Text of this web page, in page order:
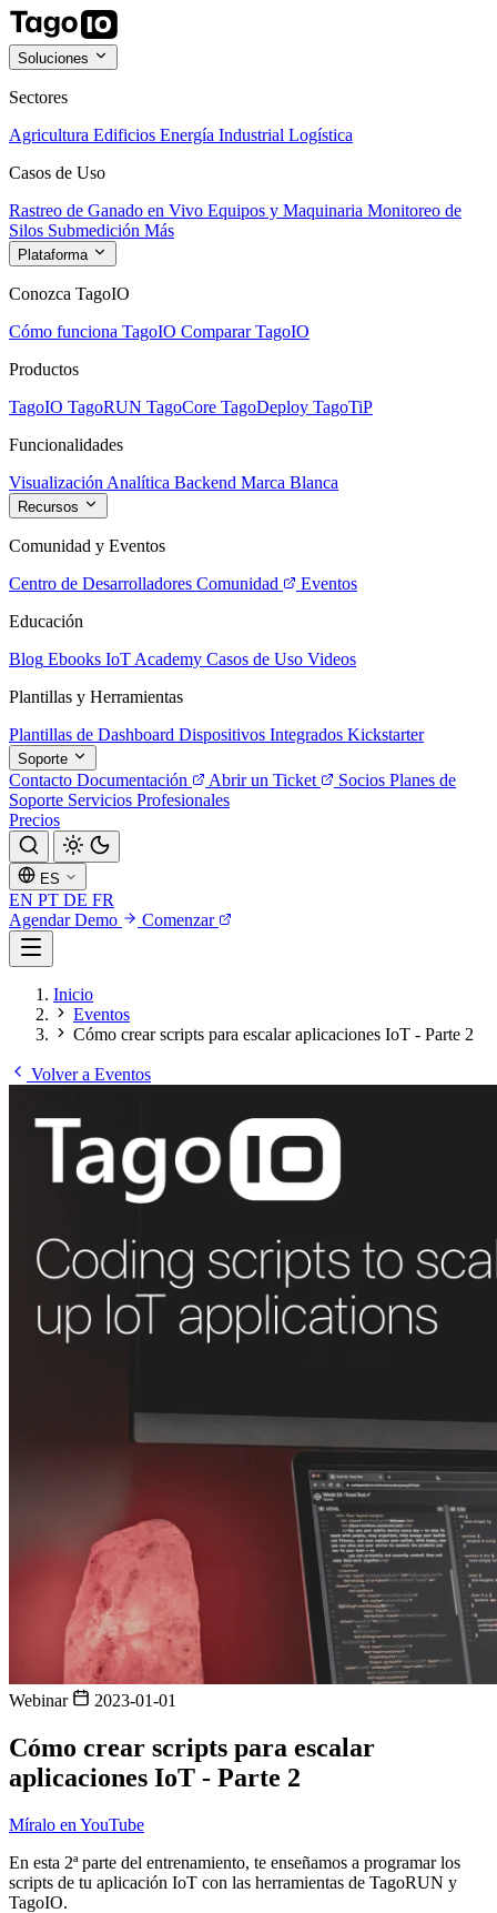
Soluciones
Sectores
Agricultura Edificios Energía Industrial Logística
Casos de Uso
Rastreo de Ganado en Vivo Equipos y Maquinaria Monitoreo de
Silos Submedición Más
Plataforma
Conozca TagoIO
Cómo funciona TagoIO Comparar TagoIO
Productos
TagoIO TagoRUN TagoCore TagoDeploy TagoTiP
Funcionalidades
Visualización Analítica Backend Marca Blanca
Recursos
Comunidad y Eventos
Centro de Desarrolladores Comunidad
Eventos
Educación
Blog Ebooks IoT Academy Casos de Uso Videos
Plantillas y Herramientas
Plantillas de Dashboard Dispositivos Integrados Kickstarter
Soporte
Contacto Documentación Abrir un Ticket Socios Planes de
Soporte Servicios Profesionales
Precios
ES
EN PT DE FR
Agendar Demo
Comenzar
Inicio
Eventos
Cómo crear scripts para escalar aplicaciones IoT - Parte 2
Volver a Eventos
Webinar 2023-01-01
Cómo crear scripts para escalar
aplicaciones IoT - Parte 2
Míralo en YouTube
En esta 2ª parte del entrenamiento, te enseñamos a programar los
scripts de tu aplicación IoT con las herramientas de TagoRUN y
TagoIO.